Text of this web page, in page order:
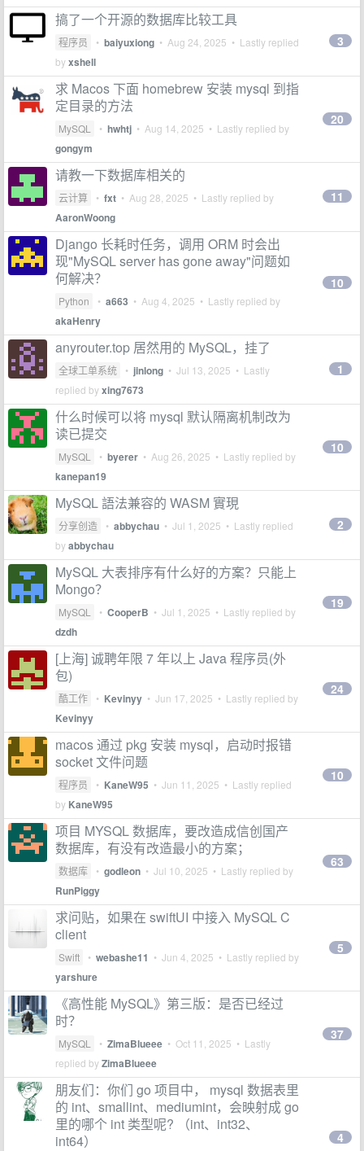
搞了一个开源的数据库比较工具
程序员 • baiyuxiong • Aug 24, 2025 • Lastly replied
byxshell
3
求 Macos 下面 homebrew 安装 mysql 到指
定目录的方法
MySQL • hwhtj • Aug 14, 2025 • Lastly replied by
gongym
20
请教一下数据库相关的
云计算 • fxt • Aug 28, 2025 • Lastly replied by
AaronWoong
11
Django 长耗时任务，调用 ORM 时会出
现"MySQL server has gone away"问题如
何解决？
Python • a663 • Aug 4, 2025 • Lastly replied by
akaHenry
10
anyrouter.top 居然用的 MySQL，挂了
全球工单系统 • jinlong • Jul 13, 2025 • Lastly
replied byxing7673
1
什么时候可以将 mysql 默认隔离机制改为
读已提交
MySQL • byerer • Aug 26, 2025 • Lastly replied by
kanepan19
10
MySQL 語法兼容的 WASM 實現
分享创造 • abbychau • Jul 1, 2025 • Lastly replied
byabbychau
2
MySQL 大表排序有什么好的方案？只能上
Mongo？
MySQL • CooperB • Jul 1, 2025 • Lastly replied by
dzdh
19
[上海] 诚聘年限 7 年以上 Java 程序员(外
包)
酷工作 • Kevinyy • Jun 17, 2025 • Lastly replied by
Kevinyy
24
macos 通过 pkg 安装 mysql，启动时报错
socket 文件问题
程序员 • KaneW95 • Jun 11, 2025 • Lastly replied
by KaneW95
10
项目 MYSQL 数据库，要改造成信创国产
数据库，有没有改造最小的方案；
数据库 • godleon • Jul 10, 2025 • Lastly replied by
RunPiggy
63
求问贴，如果在 swiftUI 中接入 MySQL C
client
Swift • webashe11 • Jun 4, 2025 • Lastly replied by
yarshure
5
《高性能 MySQL》第三版：是否已经过
时？
MySQL • ZimaBlueee • Oct 11, 2025 • Lastly
replied byZimaBlueee
37
朋友们：你们 go 项目中， mysql 数据表里
的 int、smallint、mediumint，会映射成 go
里的哪个 int 类型呢? （int、int32、
int64）
4